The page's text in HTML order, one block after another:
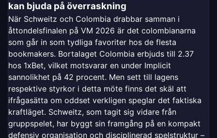
kan bjuda på överraskning
När Schweitz och Colombia drabbar samman i
åttondelsfinalen på VM 2026 är det colombianarna
som går in som tydliga favoriter hos de flesta
bookmakers. Bortalaget Colombia erbjuds till 2.37
hos 1xBet, vilket motsvarar en under Implicit
sannolikhet på 42 procent. Men sett till lagens
respektive styrkor i detta möte finns det skäl att
ifrågasätta om oddset verkligen speglar det faktiska
kraftläget. Schweitz, som tagit sig vidare från
gruppspelet, har byggt sin framgång på en kompakt
defensiv organisation och disciplinerad spelstruktur –